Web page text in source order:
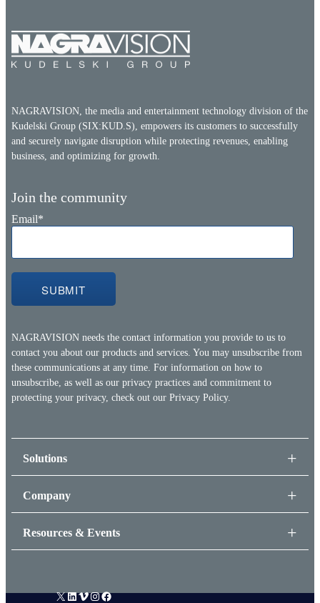
NAGRAVISION, the media and entertainment technology division of the
Kudelski Group (SIX:KUD.S), empowers its customers to successfully
and securely navigate disruption while protecting revenues, enabling
business, and optimizing for growth.
Join the community
Email*
NAGRAVISION needs the contact information you provide to us to
contact you about our products and services. You may unsubscribe from
these communications at any time. For information on how to
unsubscribe, as well as our privacy practices and commitment to
protecting your privacy, check out our Privacy Policy.
Solutions
Resources & Events
Company
X LinkedIn Vimeo Instagram Facebook